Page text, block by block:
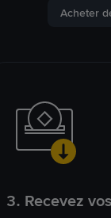
Acheter
3. Recevez